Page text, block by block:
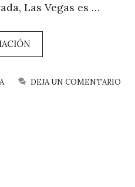
Las Vegas es …
DEJA UN COMENTARIO